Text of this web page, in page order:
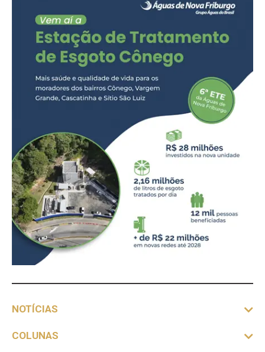
NOTÍCIAS
COLUNAS